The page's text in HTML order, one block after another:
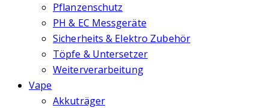
Pflanzenschutz
PH & EC Messgeräte
Sicherheits & Elektro Zubehör
Töpfe & Untersetzer
Weiterverarbeitung
Vape
Akkuträger